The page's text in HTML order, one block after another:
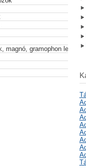
magnó, gramophon